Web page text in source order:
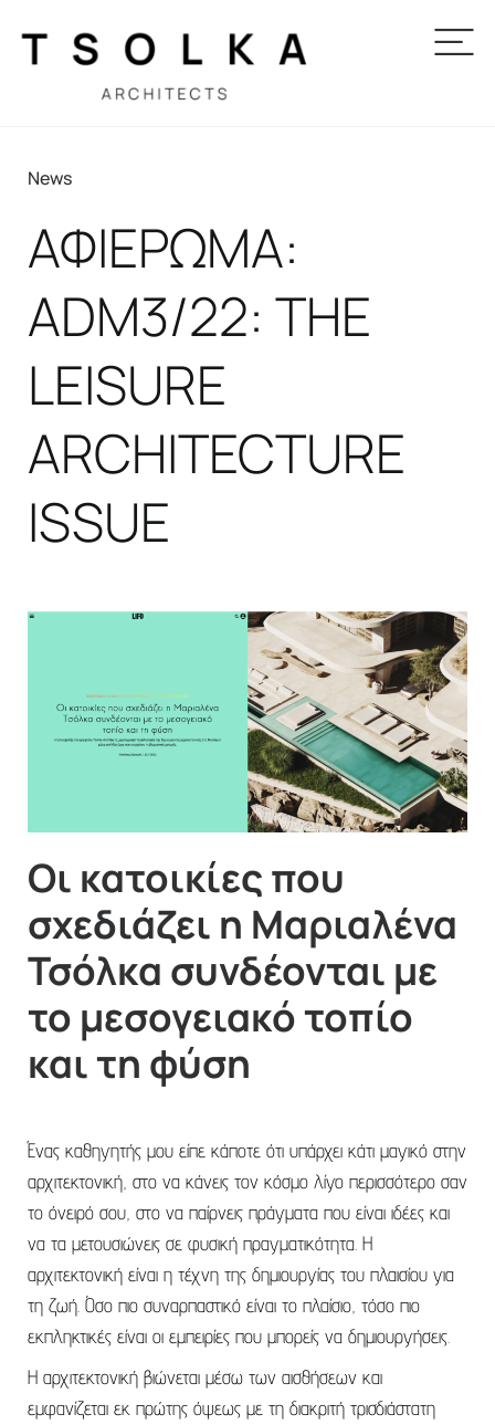
News
ΑΦΙΕΡΩΜΑ:
ADM3/22: THE
LEISURE
ARCHITECTURE
ISSUE
Οι κατοικίες που
σχεδιάζει η Μαριαλένα
Τσόλκα συνδέονται με
το μεσογειακό τοπίο
και τη φύση
Ένας καθηγητής μου είπε κάποτε ότι υπάρχει κάτι μαγικό στην
αρχιτεκτονική, στο να κάνεις τον κόσμο λίγο περισσότερο σαν
το όνειρό σου, στο να παίρνεις πράγματα που είναι ιδέες και
να τα μετουσιώνεις σε φυσική πραγματικότητα. Η
αρχιτεκτονική είναι η τέχνη της δημιουργίας του πλαισίου για
τη ζωή. Όσο πιο συναρπαστικό είναι το πλαίσιο, τόσο πιο
εκπληκτικές είναι οι εμπειρίες που μπορείς να δημιουργήσεις.
Η αρχιτεκτονική βιώνεται μέσω των αισθήσεων και
εμφανίζεται εκ πρώτης όψεως με τη διακριτή τρισδιάστατη